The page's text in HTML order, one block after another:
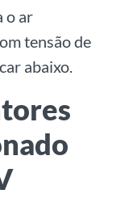
o ar
tensão de
abaixo.